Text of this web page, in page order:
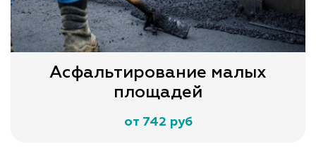
Асфальтирование малых
площадей
от 742 руб